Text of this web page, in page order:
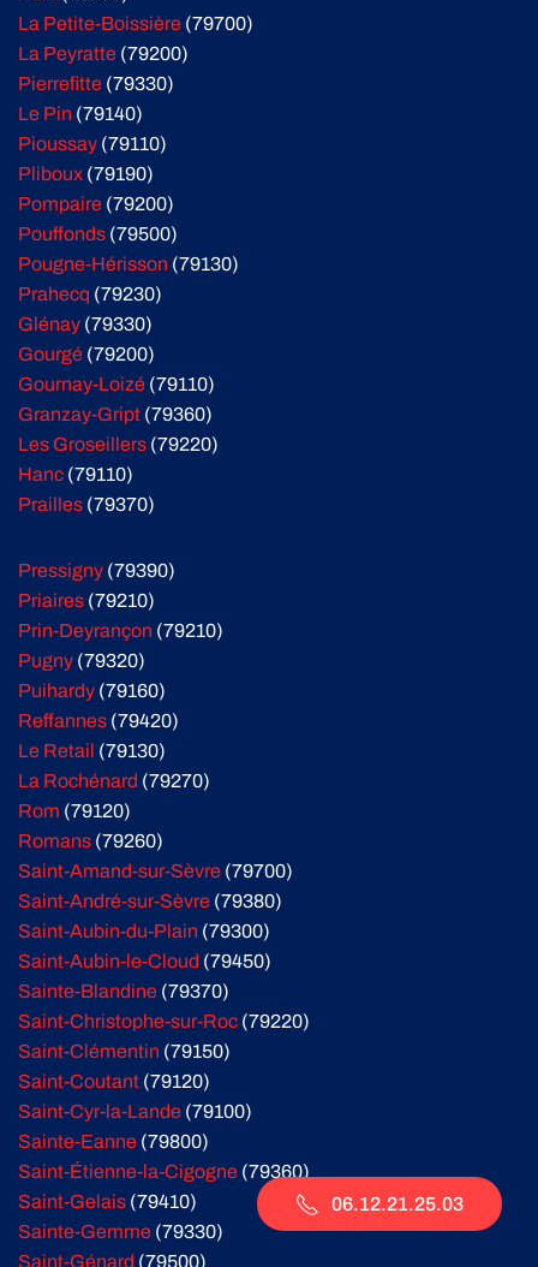
La Petite-Boissière (79700)
La Peyratte (79200)
Pierrefitte (79330)
Le Pin (79140)
Pioussay (79110)
Pliboux (79190)
Pompaire (79200)
Pouffonds (79500)
Pougne-Hérisson (79130)
Prahecq (79230)
Glénay (79330)
Gourgé (79200)
Gournay-Loizé (79110)
Granzay-Gript (79360)
Les Groseillers (79220)
Hanc (79110)
Prailles (79370)
Pressigny (79390)
Priaires (79210)
Prin-Deyrançon (79210)
Pugny (79320)
Puihardy (79160)
Reffannes (79420)
Le Retail (79130)
La Rochénard (79270)
Rom (79120)
Romans (79260)
Saint-Amand-sur-Sèvre (79700)
Saint-André-sur-Sèvre (79380)
Saint-Aubin-du-Plain (79300)
Saint-Aubin-le-Cloud (79450)
Sainte-Blandine (79370)
Saint-Christophe-sur-Roc (79220)
Saint-Clémentin (79150)
Saint-Coutant (79120)
Saint-Cyr-la-Lande (79100)
Sainte-Eanne (79800)
Saint-Étienne-la-Cigogne (79360)
Saint-Gelais (79410)
Sainte-Gemme (79330)
Saint-Génard (79500)
06.12.21.25.03